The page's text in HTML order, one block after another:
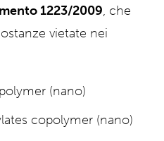
1223/2009, che
vietate nei
(nano)
copolymer (nano)